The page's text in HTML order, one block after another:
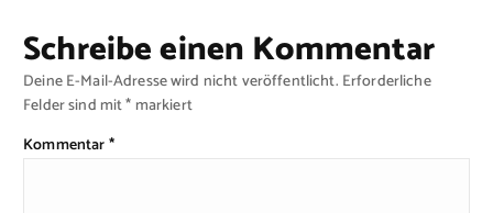
Schreibe einen Kommentar
Deine E-Mail-Adresse wird nicht veröffentlicht. Erforderliche
Felder sind mit*markiert
Kommentar*